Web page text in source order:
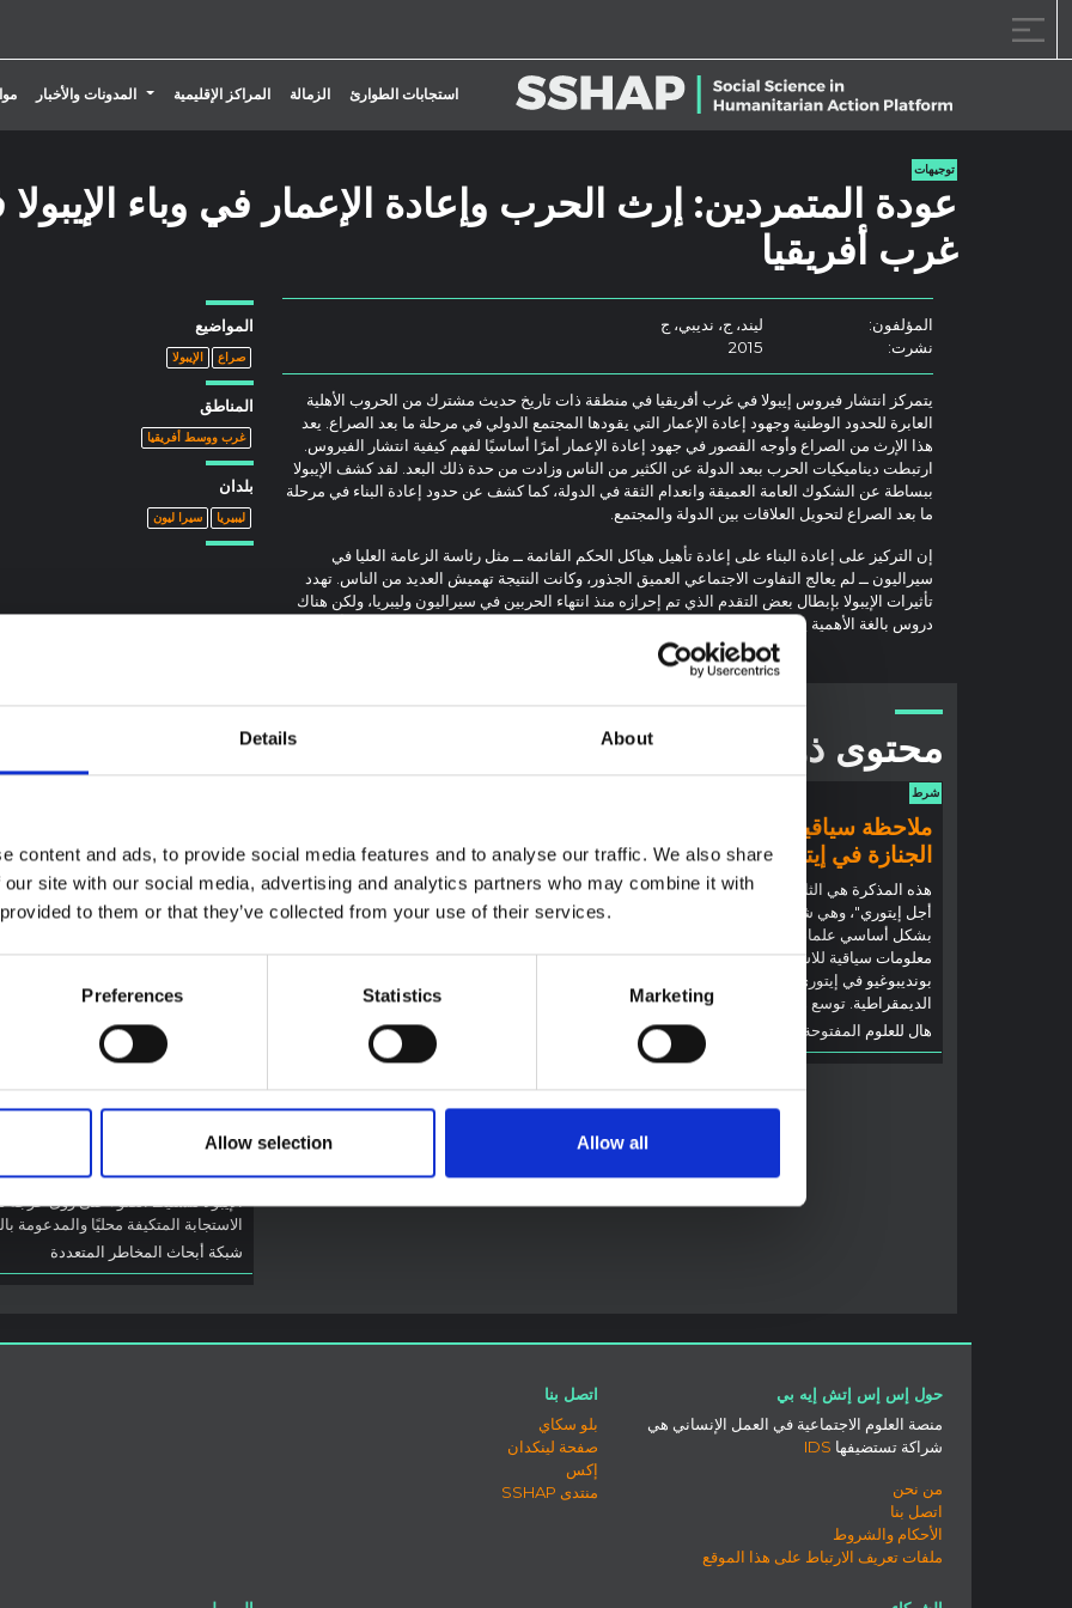
Details About
content and ads, to provide social media features and to analyse our traffic. We also share
site with our social media, advertising and analytics partners who may combine it with
to them or that they’ve collected from your use of their services.
Preferences Statistics Marketing
Allow selection Allow all
استجابات الطوارئ الزمالة المراكز الإقليمية
تبديل القائمة المنسدلة
المدونات والأخبار
توجيهات
عودة المتمردين: إرث الحرب وإعادة الإعمار في وباء
غرب أفريقيا
المؤلفون:
ليند، ج، نديبي، ج
نشرت:
2015
يتمركز انتشار فيروس إيبولا في غرب أفريقيا في منطقة ذات تاريخ حديث مشترك من الحروب الأهلية
العابرة للحدود الوطنية وجهود إعادة الإعمار التي يقودها المجتمع الدولي في مرحلة ما بعد الصراع. يعد
هذا الإرث من الصراع وأوجه القصور في جهود إعادة الإعمار أمرًا أساسيًا لفهم كيفية انتشار الفيروس.
ارتبطت ديناميكيات الحرب ببعد الدولة عن الكثير من الناس وزادت من حدة ذلك البعد. لقد كشف الإيبولا
ببساطة عن الشكوك العامة العميقة وانعدام الثقة في الدولة، كما كشف عن حدود إعادة البناء في مرحلة
ما بعد الصراع لتحويل العلاقات بين الدولة والمجتمع.
إن التركيز على إعادة البناء على إعادة تأهيل هياكل الحكم القائمة ــ مثل رئاسة الزعامة العليا في
سيراليون ــ لم يعالج التفاوت الاجتماعي العميق الجذور، وكانت النتيجة تهميش العديد من الناس. تهدد
تأثيرات الإيبولا بإبطال بعض التقدم الذي تم إحرازه منذ انتهاء الحربين في سيراليون وليبريا، ولكن هناك
دروس بالغة الأهمية يمكن تعلمها حول كيفية دعم المجتمعات التي شكلها العنف والحرب بشكل أفضل.
المواضيع
صراع الإيبولا
المناطق
غرب ووسط أفريقيا
بلدان
ليبيريا سيرا ليون
محتوى ذو صلة
شرط
ملاحظة سياقية: ممارسات
الجنازة في إيتوري
هذه المذكرة هي الثانية التي ينتجها "التجمع من
أجل إيتوري"، وهي شبكة غير رسمية يقودها
بشكل أساسي علماء اجتماعيون يقدمون
معلومات سياقية للاستجابة لتفشي إيبولا
بونديبوغيو في إيتوري، شرق جمهورية الكونغو
الديمقراطية. توسع هذه المذكرة في ...
هال للعلوم المفتوحة
2026
إيبولا بونديبوغيو في إيتوري
(2026)
تقدم هذه المذكرة خلفية سياقية حول مقاطعة
والتطورات الأخيرة في الاستجابة لفيروس
إيبولا، بل تقدم السياق العام الذي تعمل فيه
توصيات: التخليق السريع
لدروس العلوم الاجتماعية
والسلوكية حول الإيبولا من
تفشي فيروس بونديبوغيو
(2026) في إيتوري،
الكونغو الديمقراطية
تخليق سريع للدروس المستفادة من
العلوم الاجتماعية والسلوكية السابقة
الإيبولا لتسليط الضوء على رؤى حرجة
الاستجابة المتكيفة محليًا والمدعومة
شبكة أبحاث المخاطر المتعددة
حول إس إس إتش إيه بي
منصة العلوم الاجتماعية في العمل الإنساني هي
شراكة تستضيفها IDS
من نحن
اتصل بنا
الأحكام والشروط
ملفات تعريف الارتباط على هذا الموقع
اتصل بنا
بلو سكاي
صفحة لينكدان
إكس
منتدى SSHAP